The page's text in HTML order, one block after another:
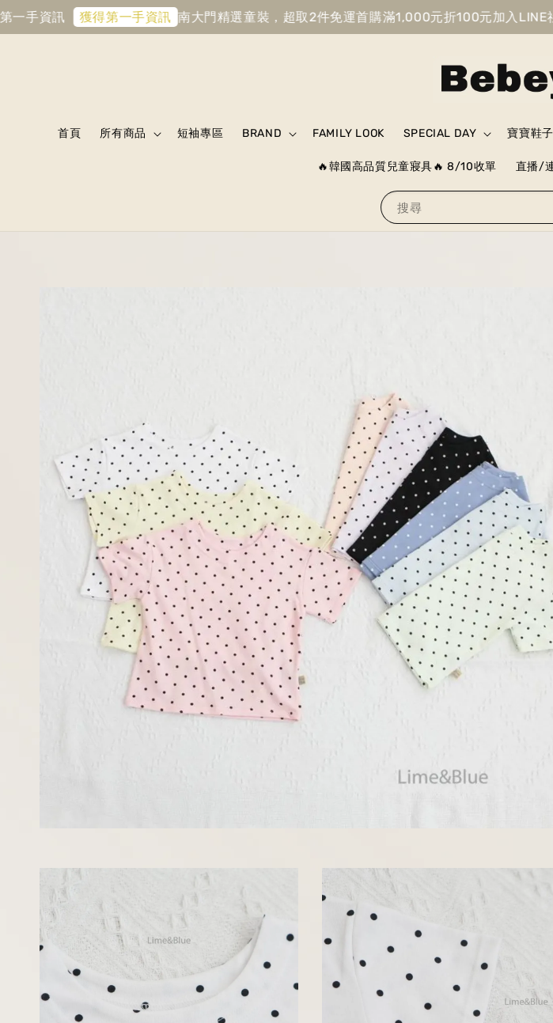
資訊 獲得第一手資訊 南大門精選童裝，超取2件免運首購滿1,000元折100元加入LINE社群
搜尋
首頁 所有商品 短袖專區 BRAND FAMILY LOOK SPECIAL DAY 寶寶鞋子
🔥韓國高品質兒童寢具🔥 8/10收單 直播/